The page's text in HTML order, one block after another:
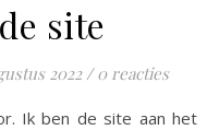
site
2022 / 0 reacties